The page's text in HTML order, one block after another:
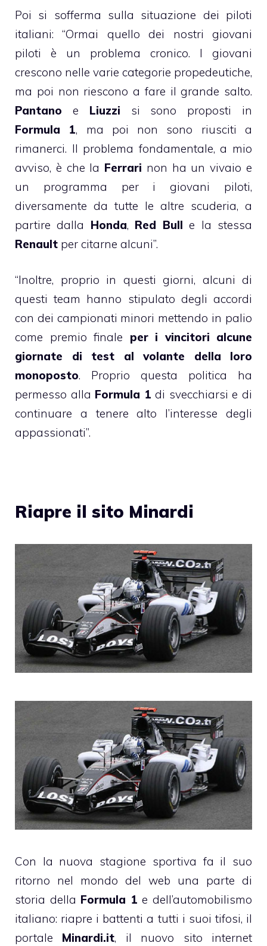
Poi si sofferma sulla situazione dei piloti
italiani: “Ormai quello dei nostri giovani
piloti è un problema cronico. I giovani
crescono nelle varie categorie propedeutiche,
ma poi non riescono a fare il grande salto.
Pantano e Liuzzi si sono proposti in
Formula 1, ma poi non sono riusciti a
rimanerci. Il problema fondamentale, a mio
avviso, è che la Ferrari non ha un vivaio e
un programma per i giovani piloti,
diversamente da tutte le altre scuderia, a
partire dalla Honda, Red Bull e la stessa
Renault per citarne alcuni”.
“Inoltre, proprio in questi giorni, alcuni di
questi team hanno stipulato degli accordi
con dei campionati minori mettendo in palio
come premio finale per i vincitori alcune
giornate di test al volante della loro
monoposto. Proprio questa politica ha
permesso alla Formula 1 di svecchiarsi e di
continuare a tenere alto l’interesse degli
appassionati”.
Riapre il sito Minardi
Con la nuova stagione sportiva fa il suo
ritorno nel mondo del web una parte di
storia della Formula 1 e dell’automobilismo
italiano: riapre i battenti a tutti i suoi tifosi, il
portale Minardi.it, il nuovo sito internet